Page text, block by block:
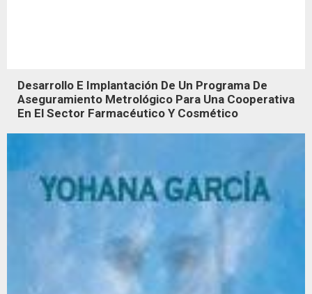
Desarrollo E Implantación De Un Programa De
Aseguramiento Metrológico Para Una Cooperativa
En El Sector Farmacéutico Y Cosmético